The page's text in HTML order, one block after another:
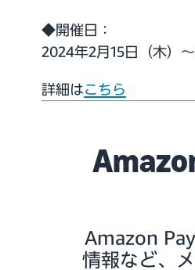
◆開催日：
2024年2月15日（木）
詳細はこちら
Amazon
情報など、